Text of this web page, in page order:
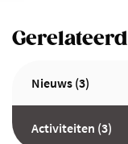
Gerelateerd
Nieuws (3)
Activiteiten (3)